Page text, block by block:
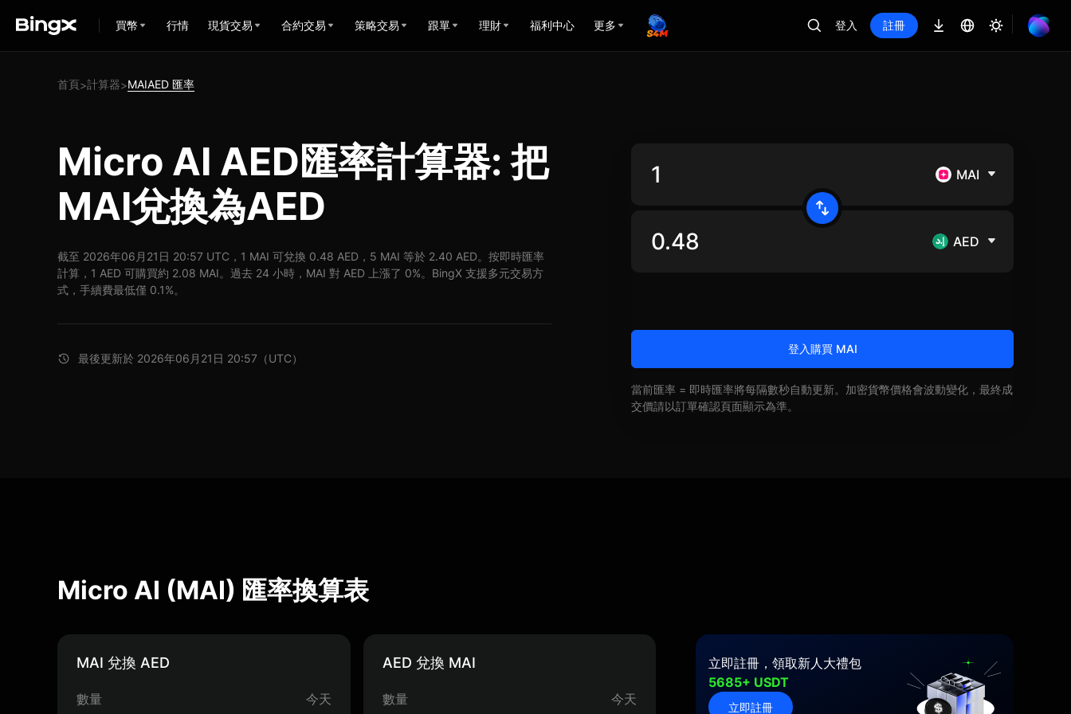
買幣 行情 現貨交易 合約交易 策略交易 跟單 理財 福利中心 更多 登入 註冊
首頁>計算器>MAIAED 匯率
Micro AI AED匯率計算器: 把
MAI兌換為AED
截至 2026年06月21日 20:57 UTC，1 MAI 可兌換 0.48 AED，5 MAI 等於 2.40 AED。按即時匯率
計算，1 AED 可購買約 2.08 MAI。過去 24 小時，MAI 對 AED 上漲了 0%。BingX 支援多元交易方
式，手續費最低僅 0.1%。
最後更新於 2026年06月21日 20:57（UTC）
MAI
AED
登入購買 MAI
當前匯率 = 即時匯率將每隔數秒自動更新。加密貨幣價格會波動變化，最終成
交價請以訂單確認頁面顯示為準。
Micro AI (MAI) 匯率換算表
MAI 兌換 AED
數量 今天
AED 兌換 MAI
數量 今天
立即註冊，領取新人大禮包
5685+ USDT
立即註冊